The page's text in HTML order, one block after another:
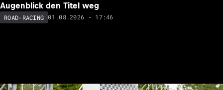
Augenblick den Titel weg
ROAD-RACING 01.08.2026 - 17:46